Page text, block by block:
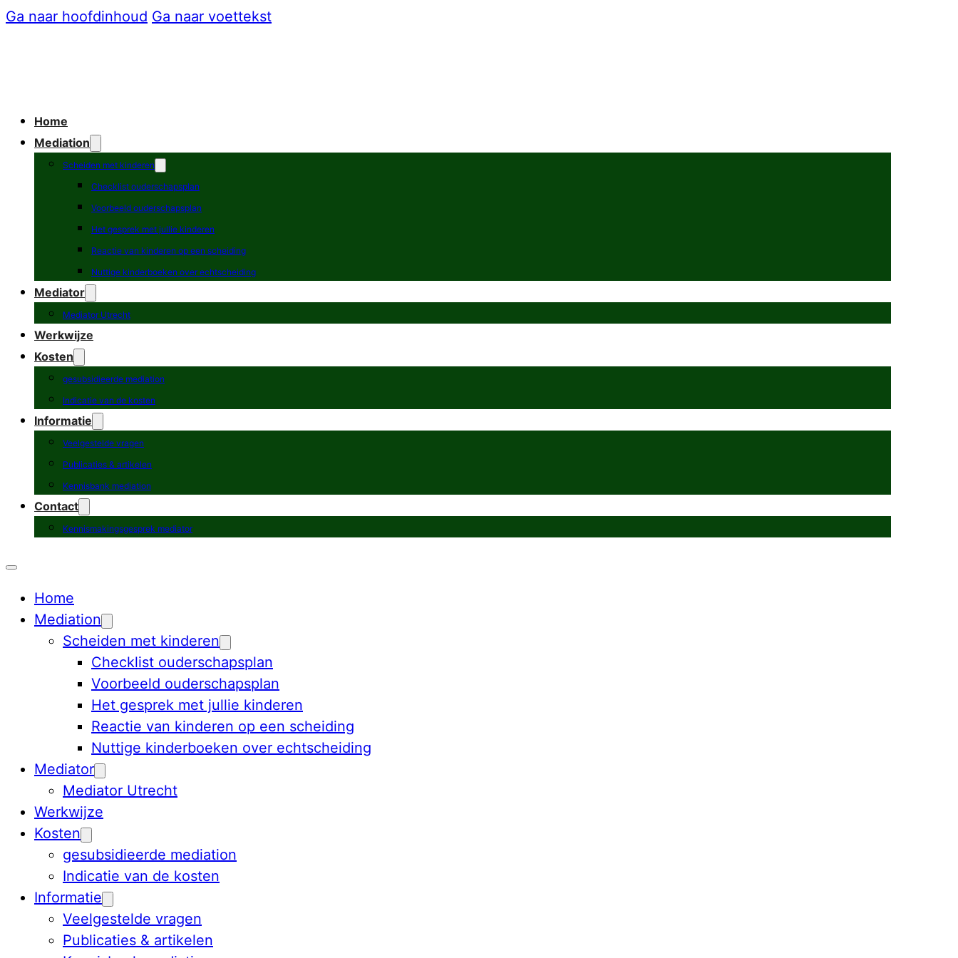
Ga naar hoofdinhoud Ga naar voettekst
Home
Mediation
Scheiden met kinderen
Checklist ouderschapsplan
Voorbeeld ouderschapsplan
Het gesprek met jullie kinderen
Reactie van kinderen op een scheiding
Nuttige kinderboeken over echtscheiding
Mediator
Mediator Utrecht
Werkwijze
Kosten
gesubsidieerde mediation
Indicatie van de kosten
Informatie
Veelgestelde vragen
Publicaties & artikelen
Kennisbank mediation
Contact
Kennismakingsgesprek mediator
Home
Mediation
Scheiden met kinderen
Checklist ouderschapsplan
Voorbeeld ouderschapsplan
Het gesprek met jullie kinderen
Reactie van kinderen op een scheiding
Nuttige kinderboeken over echtscheiding
Mediator
Mediator Utrecht
Werkwijze
Kosten
gesubsidieerde mediation
Indicatie van de kosten
Informatie
Veelgestelde vragen
Publicaties & artikelen